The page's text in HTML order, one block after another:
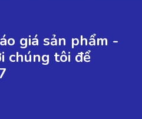
giá sản phẩm -
chúng tôi để